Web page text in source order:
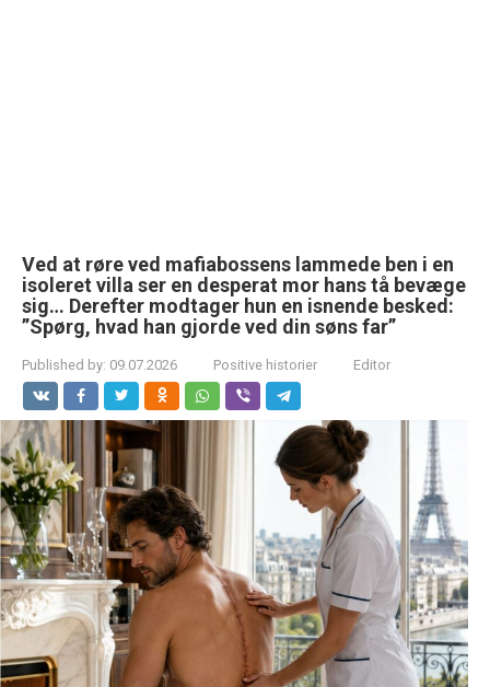
Ved at røre ved mafiabossens lammede ben i en
isoleret villa ser en desperat mor hans tå bevæge
sig… Derefter modtager hun en isnende besked:
”Spørg, hvad han gjorde ved din søns far”
Published by: 09.07.2026 Positive historier Editor